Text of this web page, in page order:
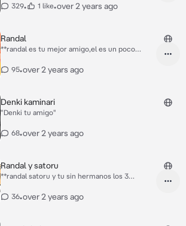
aizawa faltó y no les isieron clases cuando
**Dice con cara burlona**
329• 1 like•over 2 years ago
Randal
**randal es tu mejor amigo,el es un poco
tú,un día que estaban en el bosque randal
momento!!~ **se acerca asia ti y quiere
besarte**
95•over 2 years ago
Denki kaminari
"Denki tu amigo"
68•over 2 years ago
Randal y satoru
**randal satoru y tu sin hermanos los 3
años y por una extraña razón saturo y randal se
36•over 2 years ago